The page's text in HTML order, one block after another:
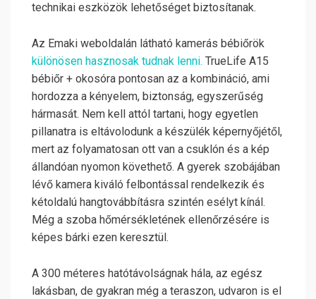
technikai eszközök lehetőséget biztosítanak.
Az Emaki weboldalán látható kamerás bébiőrök
különösen hasznosak tudnak lenni. TrueLife A15
bébiőr + okosóra pontosan az a kombináció, ami
hordozza a kényelem, biztonság, egyszerűség
hármasát. Nem kell attól tartani, hogy egyetlen
pillanatra is eltávolodunk a készülék képernyőjétől,
mert az folyamatosan ott van a csuklón és a kép
állandóan nyomon követhető. A gyerek szobájában
lévő kamera kiváló felbontással rendelkezik és
kétoldalú hangtovábbításra szintén esélyt kínál.
Még a szoba hőmérsékletének ellenőrzésére is
képes bárki ezen keresztül.
A 300 méteres hatótávolságnak hála, az egész
lakásban, de gyakran még a teraszon, udvaron is el